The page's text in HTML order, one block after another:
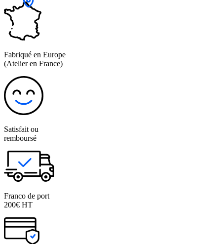
Fabriqué en Europe
(Atelier en France)
Satisfait ou
remboursé
Franco de port
200€ HT